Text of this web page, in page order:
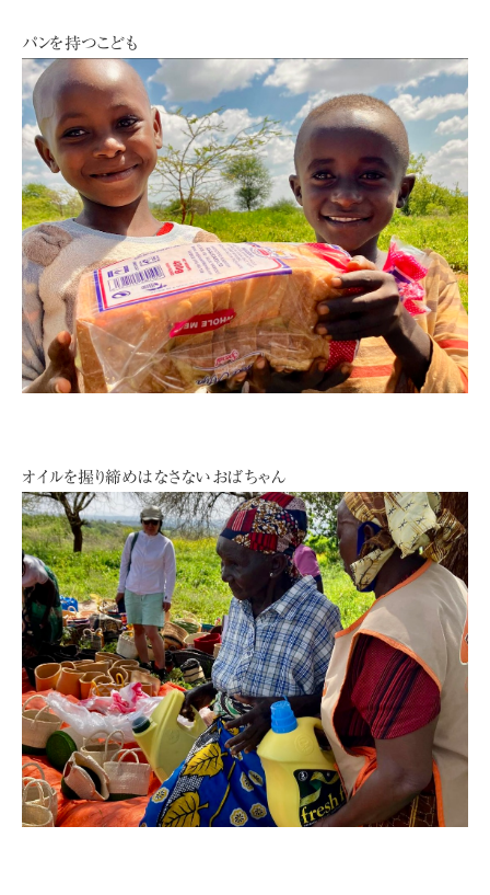
パンを持つこども
オイルを握り締めはなさないおばちゃん